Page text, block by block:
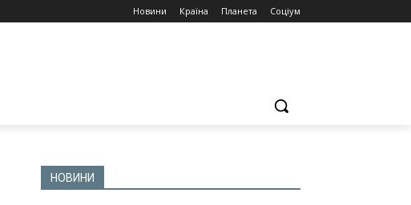
Новини Країна Планета Соціум
НОВИНИ